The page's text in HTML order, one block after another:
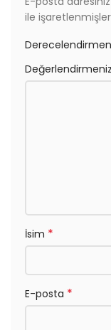
ile
Değerlendirmeniz
İsim *
E-posta *